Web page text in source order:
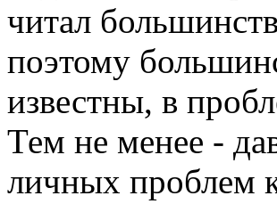
читал
поэтому
известны, в
Тем не менее -
личных проблем